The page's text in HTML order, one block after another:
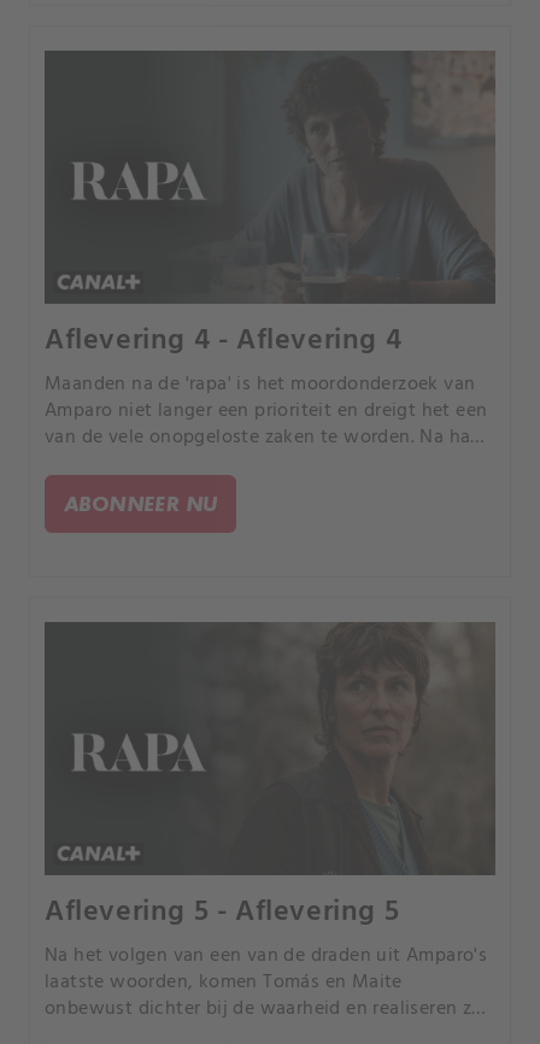
Aflevering 4 - Aflevering 4
Maanden na de 'rapa' is het moordonderzoek van
Amparo niet langer een prioriteit en dreigt het een
van de vele onopgeloste zaken te worden. Na haar
onderzoek te hervatten.
ABONNEER NU
Aflevering 5 - Aflevering 5
Na het volgen van een van de draden uit Amparo's
laatste woorden, komen Tomás en Maite
onbewust dichter bij de waarheid en realiseren ze